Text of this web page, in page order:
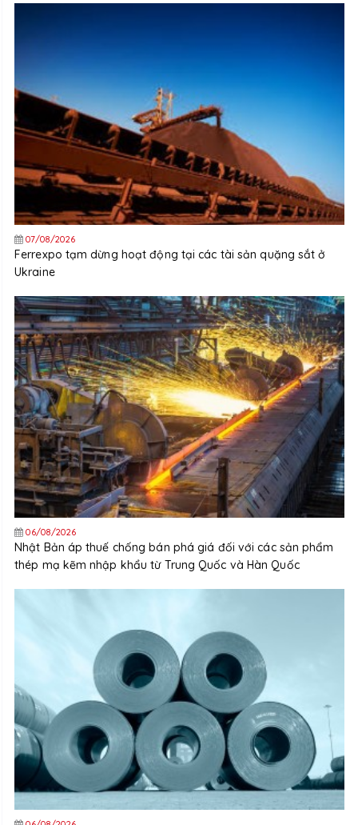
07/08/2026
Ferrexpo tạm dừng hoạt động tại các tài sản quặng sắt ở
Ukraine
06/08/2026
Nhật Bản áp thuế chống bán phá giá đối với các sản phẩm
thép mạ kẽm nhập khẩu từ Trung Quốc và Hàn Quốc